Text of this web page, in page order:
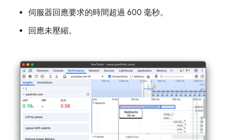
伺服器回應要求的時間超過 600 毫秒。
回應未壓縮。